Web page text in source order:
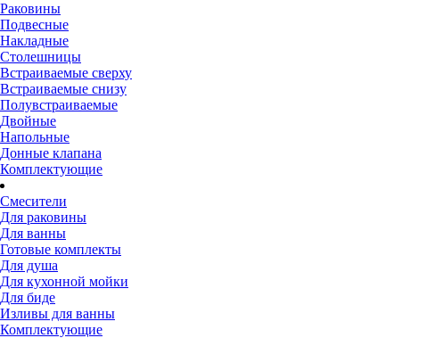
Раковины
Подвесные
Накладные
Столешницы
Встраиваемые сверху
Встраиваемые снизу
Полувстраиваемые
Двойные
Напольные
Донные клапана
Комплектующие
Смесители
Для раковины
Для ванны
Готовые комплекты
Для душа
Для кухонной мойки
Для биде
Изливы для ванны
Комплектующие